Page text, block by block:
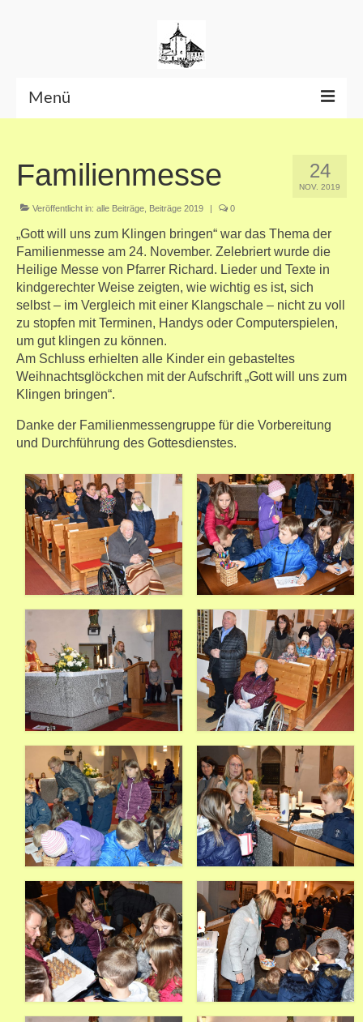
Menü
Datenschutzerklärung 24
NOV. 2019
Familienmesse
Veröffentlicht in: alle Beiträge Beiträge 2019 | 0
„Gott will uns zum Klingen bringen“ war das Thema der
Familienmesse am 24. November. Zelebriert wurde die
Heilige Messe von Pfarrer Richard. Lieder und Texte in
kindgerechter Weise zeigten, wie wichtig es ist, sich
selbst – im Vergleich mit einer Klangschale – nicht zu voll
zu stopfen mit Terminen, Handys oder Computerspielen,
um gut klingen zu können.
Am Schluss erhielten alle Kinder ein gebasteltes
Weihnachtsglöckchen mit der Aufschrift „Gott will uns zum
Klingen bringen“.
Danke der Familienmessengruppe für die Vorbereitung
und Durchführung des Gottesdienstes.